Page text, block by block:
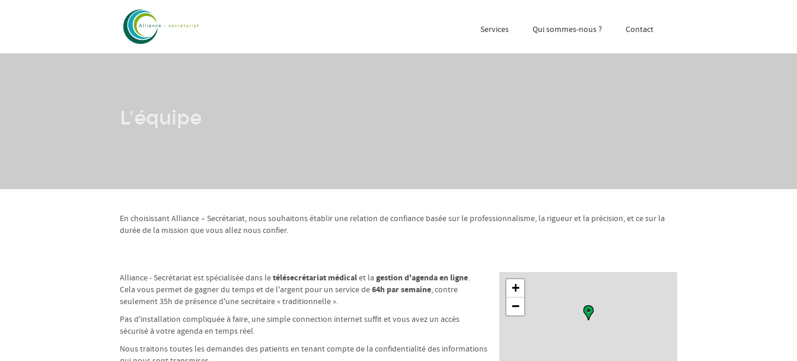
Services Qui sommes-nous ? Contact
L'équipe
En choisissant Alliance – Secrétariat, nous souhaitons établir une relation de confiance basée sur le professionnalisme, la rigueur et la précision, et ce sur la
durée de la mission que vous allez nous confier.
Alliance - Secrétariat est spécialisée dans letélésecrétariat médicalet lagestion d'agenda en ligne.
Cela vous permet de gagner du temps et de l'argent pour un service de64h par semaine, contre
seulement 35h de présence d'une secrétaire « traditionnelle ».
Pas d'installation compliquée à faire, une simple connection internet suffit et vous avez un accès
sécurisé à votre agenda en temps réel.
Nous traitons toutes les demandes des patients en tenant compte de la confidentialité des informations
+
−